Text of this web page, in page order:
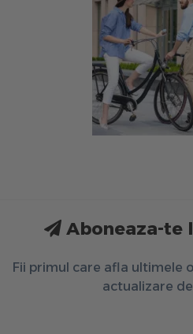
Aboneaza-te
Fii primul care afla ultimele
actualizare